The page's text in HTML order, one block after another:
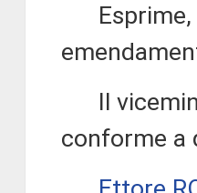
Esprime,
Il
conforme a